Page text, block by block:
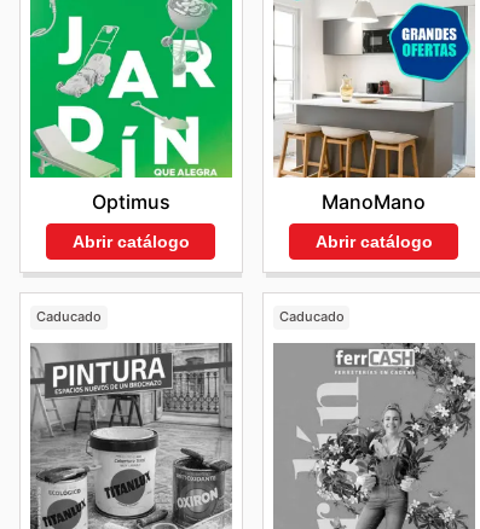
Optimus
Abrir catálogo
ManoMano
Abrir catálogo
Caducado Caducado